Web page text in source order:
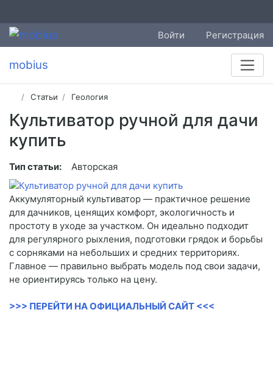
Войти Регистрация
mobius
Статьи Геология
Культиватор ручной для дачи
купить
Тип статьи: Авторская
Аккумуляторный культиватор — практичное решение
для дачников, ценящих комфорт, экологичность и
простоту в уходе за участком. Он идеально подходит
для регулярного рыхления, подготовки грядок и борьбы
с сорняками на небольших и средних территориях.
Главное — правильно выбрать модель под свои задачи,
не ориентируясь только на цену.
>>> ПЕРЕЙТИ НА ОФИЦИАЛЬНЫЙ САЙТ <<<